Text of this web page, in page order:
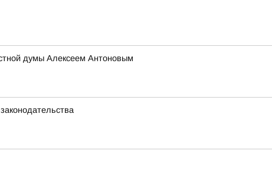
думы Алексеем Антоновым